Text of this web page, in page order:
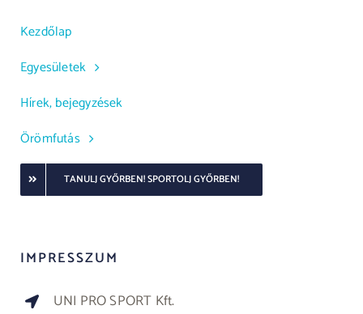
Kezdőlap
Egyesületek
Hírek, bejegyzések
Örömfutás
TANULJ GYŐRBEN! SPORTOLJ GYŐRBEN!
IMPRESSZUM
UNI PRO SPORT Kft.